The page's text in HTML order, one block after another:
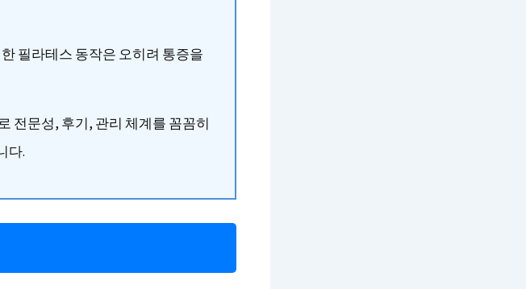
필라테스 동작은 오히려 통증을
전문성, 후기, 관리 체계를 꼼꼼히
다.